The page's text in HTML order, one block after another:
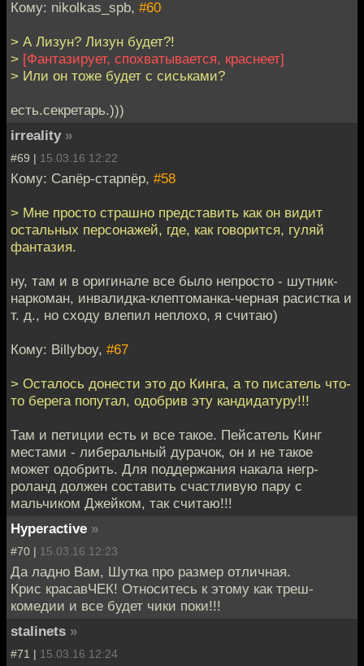
Кому: nikolkas_spb, #60
> А Лизун? Лизун будет?!
> [Фантазирует, спохватывается, краснеет]
> Или он тоже будет с сиськами?
есть.секретарь.)))
irreality »
#69 | 15.03.16 12:22
Кому: Сапёр-старпёр, #58
> Мне просто страшно представить как он видит
остальных персонажей, где, как говорится, гуляй
фантазия.
ну, там и в оригинале все было непросто - шутник-
наркоман, инвалидка-клептоманка-черная расистка и
т. д., но сходу влепил неплохо, я считаю)
Кому: Billyboy, #67
> Осталось донести это до Кинга, а то писатель что-
то берега попутал, одобрив эту кандидатуру!!!
Там и петиции есть и все такое. Пейсатель Кинг
местами - либеральный дурачок, он и не такое
может одобрить. Для поддержания накала негр-
роланд должен составить счастливую пару с
мальчиком Джейком, так считаю!!!
Hyperactive »
#70 | 15.03.16 12:23
Да ладно Вам, Шутка про размер отличная.
Крис красавЧЕК! Относитесь к этому как треш-
комедии и все будет чики поки!!!
stalinets »
#71 | 15.03.16 12:24